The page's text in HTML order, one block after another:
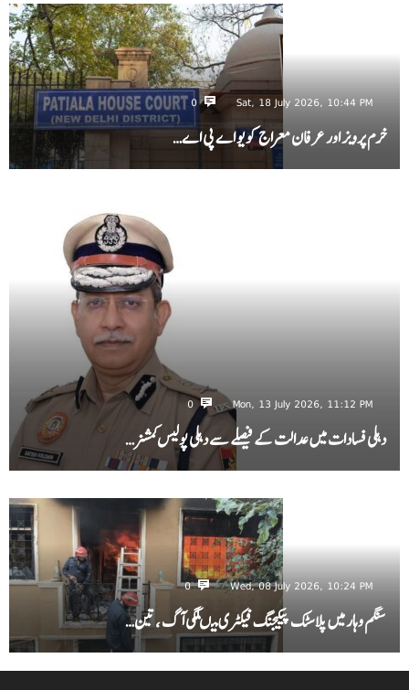
Sat, 18 July 2026, 10:44 PM
0
خرم پرویز اور عرفان معراج کو یو اے پی اے…
Mon, 13 July 2026, 11:12 PM
0
دہلی فسادات میں عدالت کے فیصلے سے دہلی پولیس کمشنر…
Wed, 08 July 2026, 10:24 PM
0
سنگم وہار میں پلاسٹک پیکیجنگ فیکٹری میںلگی آگ ، تین…